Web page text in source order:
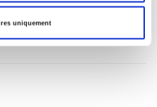
uniquement